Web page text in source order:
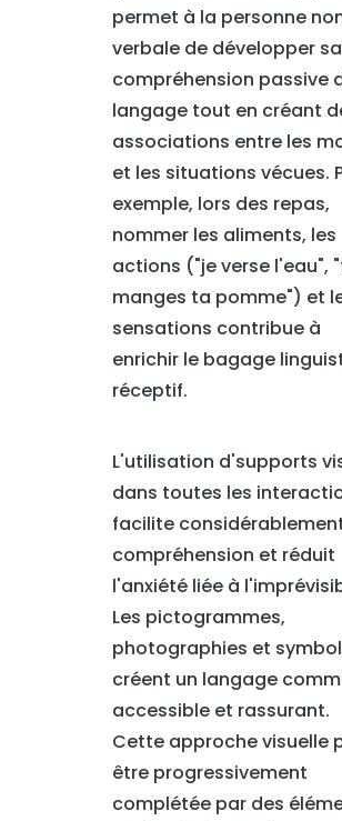
permet à la personne
verbale de développer sa
compréhension passive
langage tout en créant
associations entre les
et les situations vécues.
exemple, lors des repas,
nommer les aliments, les
actions ("je verse l'eau",
manges ta pomme") et
sensations contribue à
enrichir le bagage
réceptif.
L'utilisation d'supports
dans toutes les
facilite
compréhension et réduit
l'anxiété liée à
Les pictogrammes,
photographies et
créent un langage
accessible et rassurant.
Cette approche visuelle
être progressivement
complétée par des